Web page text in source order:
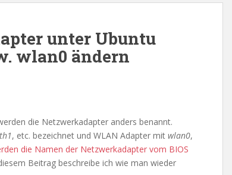
unter Ubuntu
wlan0 ändern
die Netzwerkadapter anders benannt.
, etc. bezeichnet und WLAN Adapter mit wlan0,
die Namen der Netzwerkadapter vom BIOS
Beitrag beschreibe ich wie man wieder